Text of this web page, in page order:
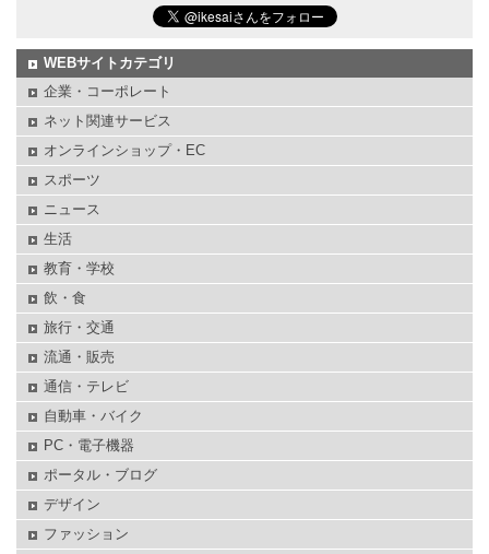
WEBサイトカテゴリ
企業・コーポレート
ネット関連サービス
オンラインショップ・EC
スポーツ
ニュース
生活
教育・学校
飲・食
旅行・交通
流通・販売
通信・テレビ
自動車・バイク
PC・電子機器
ポータル・ブログ
デザイン
ファッション